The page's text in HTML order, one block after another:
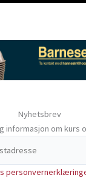
Nyhetsbrev
informasjon om kurs